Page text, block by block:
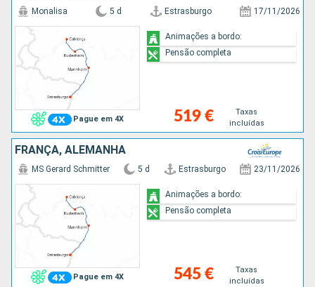
Pague em 4X
Monalisa 5 d Estrasburgo 17/11/2026
519 €
Taxas
incluídas
Animações a bordo:
Pensão completa
FRANÇA, ALEMANHA
Pague em 4X
MS Gerard Schmitter 5 d Estrasburgo 23/11/2026
545 €
Taxas
incluídas
Animações a bordo:
Pensão completa